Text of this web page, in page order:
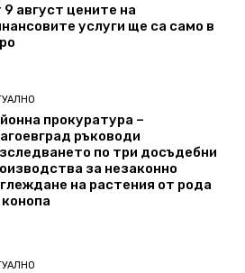
9 август цените на
услуги ще са само в
прокуратура –
ръководи
по три досъдебни
за незаконно
на растения от рода
конопа